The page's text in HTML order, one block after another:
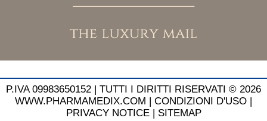
P.IVA 09983650152 | TUTTI I DIRITTI RISERVATI © 2026
WWW.PHARMAMEDIX.COM | CONDIZIONI D'USO |
PRIVACY NOTICE| SITEMAP